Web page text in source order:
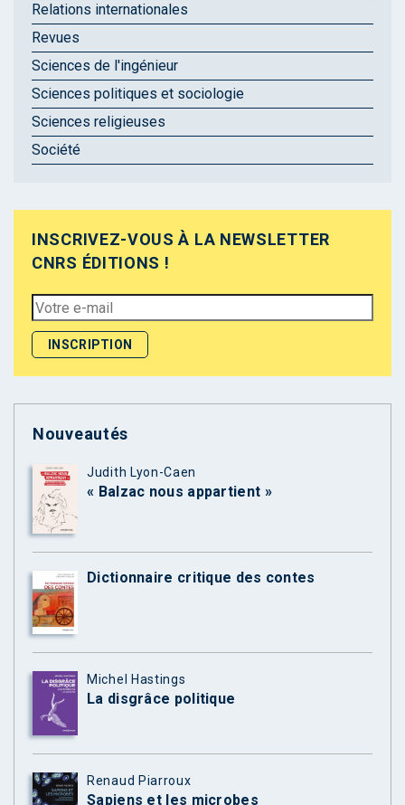
Relations internationales
Revues
Sciences de l'ingénieur
Sciences politiques et sociologie
Sciences religieuses
Société
INSCRIVEZ-VOUS À LA NEWSLETTER
CNRS ÉDITIONS !
Nouveautés
Judith Lyon-Caen
« Balzac nous appartient »
Dictionnaire critique des contes
Michel Hastings
La disgrâce politique
Renaud Piarroux
Sapiens et les microbes